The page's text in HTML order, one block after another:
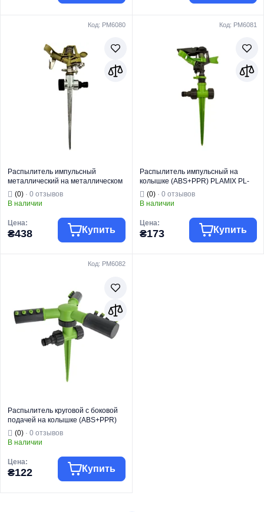
Тип изделия
Фитинг для
полива
Вид изделия
Распылитель
Для полива и
орошения
Пистолет-
распылитель
Тип изделия
Фитинг для
полива
Распылитель
Для полива и
орошения
Пистолет-
распылитель
Код: PM6080
Распылитель импульсный
металлический на металлическом
колышке PLAMIX PL-531 (PM6080)
(0) · 0 отзывов
В наличии
Цена:
₴438 Купить
полива
Вид изделия
Распылитель
Назначение
Для полива и
орошения
Импульсный
распылитель
Код: PM6081
Распылитель импульсный на
колышке (ABS+PPR) PLAMIX PL-
526 (PM6081)
(0)· 0 отзывов
В наличии
Цена:
₴173 Купить
Код: PM6082
Распылитель круговой с боковой
подачей на колышке (ABS+PPR)
PLAMIX PL-524 (PM6082)
(0) · 0 отзывов
В наличии
Цена:
₴122 Купить